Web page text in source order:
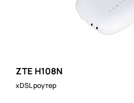
ZTE H108N
xDSL роутер